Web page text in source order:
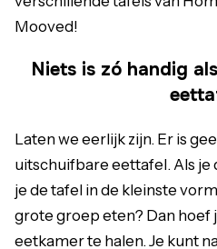
Mooved!
Niets is zó handig
Laten we eerlijk zijn. Er is
uitschuifbare eettafel. Als
je de tafel in de kleinste
grote groep eten? Dan hoef
eetkamerte halen. Je kunt